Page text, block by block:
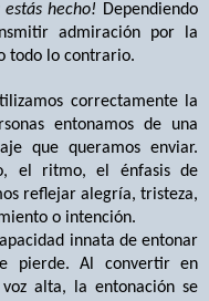
hecho! Dependiendo
admiración por la
todo lo contrario.
correctamente la
entonamos de una
que queramos enviar.
el ritmo, el énfasis de
reflejar alegría, tristeza,
o intención.
innata de entonar
pierde. Al convertir en
alta, la entonación se